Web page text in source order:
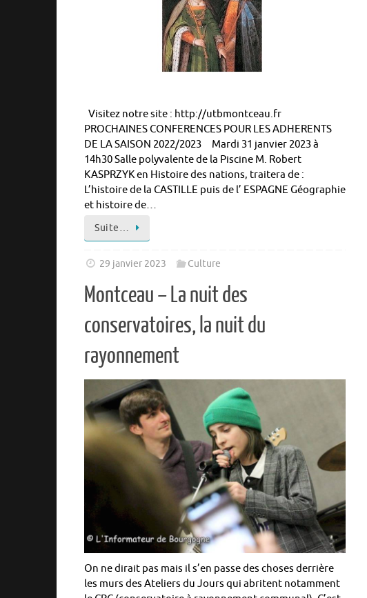
Visitez notre site : http://utbmontceau.fr
PROCHAINES CONFERENCES POUR LES ADHERENTS
DE LA SAISON 2022/2023 Mardi 31 janvier 2023 à
14h30 Salle polyvalente de la Piscine M. Robert
KASPRZYK en Histoire des nations, traitera de :
L’histoire de la CASTILLE puis de l’ ESPAGNE Géographie
et histoire de…
Suite…
29 janvier 2023 Culture
Montceau – La nuit des
conservatoires, la nuit du
rayonnement
On ne dirait pas mais il s’en passe des choses derrière
les murs des Ateliers du Jours qui abritent notamment